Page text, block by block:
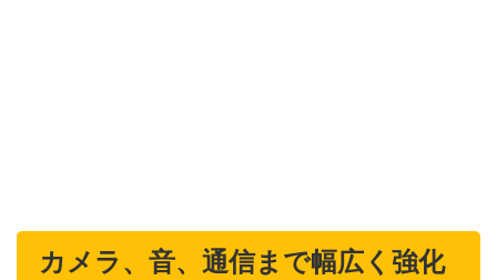
カメラ、音、通信まで幅広く強化